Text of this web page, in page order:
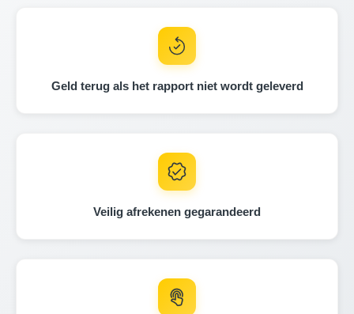
IAAICopart
Autocheck
Autocheck
Copart Copart
Autocheck
Copart
Geld terug als het rapport niet wordt geleverd
Veilig afrekenen gegarandeerd